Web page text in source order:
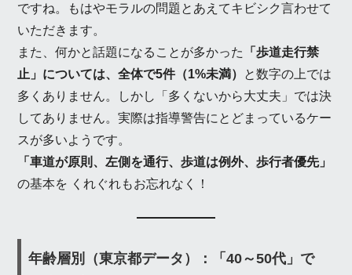
ですね。もはやモラルの問題とあえてキビシク言わせて
いただきます。
また、何かと話題になることが多かった
「歩道走行禁
止」については、全体で5件（1%未満） と数字の上では
多くありません。しかし「多くないから大丈夫」では決
してありません。実際は指導警告にとどまっているケー
スが多いようです。
「車道が原則、左側を通行、歩道は例外、歩行者優先」
の基本を くれぐれもお忘れなく！
年齢層別（東京都データ）：「40～50代」で